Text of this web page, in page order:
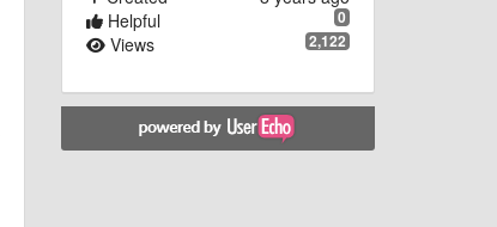
0
Helpful
2,122
Views